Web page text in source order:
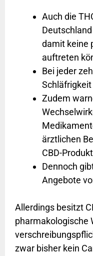
Auch die
damit keine
auftreten
Bei jeder
Zudem
ärztlichen
CBD-
Dennoch
Angebote
Allerdings besitzt
pharmakologische
zwar bisher kein